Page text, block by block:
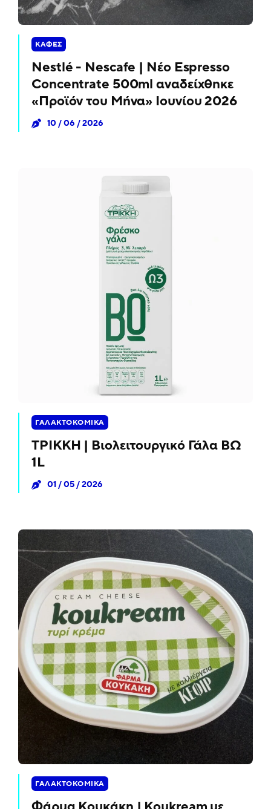
ΚΑΦΈΣ
Nestlé - Nescafe | Νέο Espresso
Concentrate 500ml αναδείχθηκε
«Προϊόν του Μήνα» Ιουνίου 2026
10 / 06 / 2026
ΓΑΛΑΚΤΟΚΟΜΙΚΆ
ΤΡΙΚΚΗ | Βιολειτουργικό Γάλα ΒΩ
1L
01 / 05 / 2026
ΓΑΛΑΚΤΟΚΟΜΙΚΆ